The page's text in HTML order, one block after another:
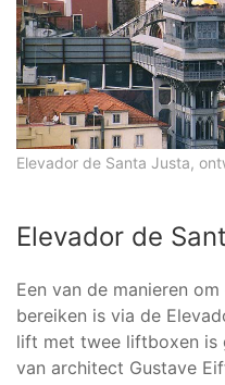
Elevador de Santa Justa,
Elevador de
Een van de manieren
bereiken is via de
lift met twee liftboxen is
van architect Gustave